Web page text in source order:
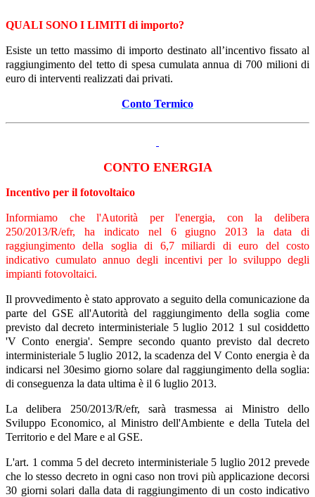
QUALI SONO I LIMITI di importo?
Esiste un tetto massimo di importo destinato all’incentivo fissato al
raggiungimento del tetto di spesa cumulata annua di 700 milioni di
euro di interventi realizzati dai privati.
Conto Termico
CONTO ENERGIA
Incentivo per il fotovoltaico
Informiamo che l'Autorità per l'energia, con la delibera
250/2013/R/efr, ha indicato nel 6 giugno 2013 la data di
raggiungimento della soglia di 6,7 miliardi di euro del costo
indicativo cumulato annuo degli incentivi per lo sviluppo degli
impianti fotovoltaici.
Il provvedimento è stato approvato a seguito della comunicazione da
parte del GSE all'Autorità del raggiungimento della soglia come
previsto dal decreto interministeriale 5 luglio 2012 1 sul cosiddetto
'V Conto energia'. Sempre secondo quanto previsto dal decreto
interministeriale 5 luglio 2012, la scadenza del V Conto energia è da
indicarsi nel 30esimo giorno solare dal raggiungimento della soglia:
di conseguenza la data ultima è il 6 luglio 2013.
La delibera 250/2013/R/efr, sarà trasmessa ai Ministro dello
Sviluppo Economico, al Ministro dell'Ambiente e della Tutela del
Territorio e del Mare e al GSE.
L'art. 1 comma 5 del decreto interministeriale 5 luglio 2012 prevede
che lo stesso decreto in ogni caso non trovi più applicazione decorsi
30 giorni solari dalla data di raggiungimento di un costo indicativo